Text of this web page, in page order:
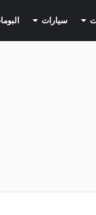
(current) سيارات (current)